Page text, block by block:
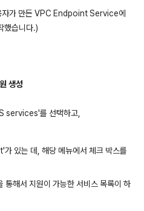
자가 만든 VPC Endpoint Service에
했습니다.)
생성
services'를 선택하고,
는 데, 해당 메뉴에서 체크 박스를
통해서 지원이 가능한 서비스 목록이 하